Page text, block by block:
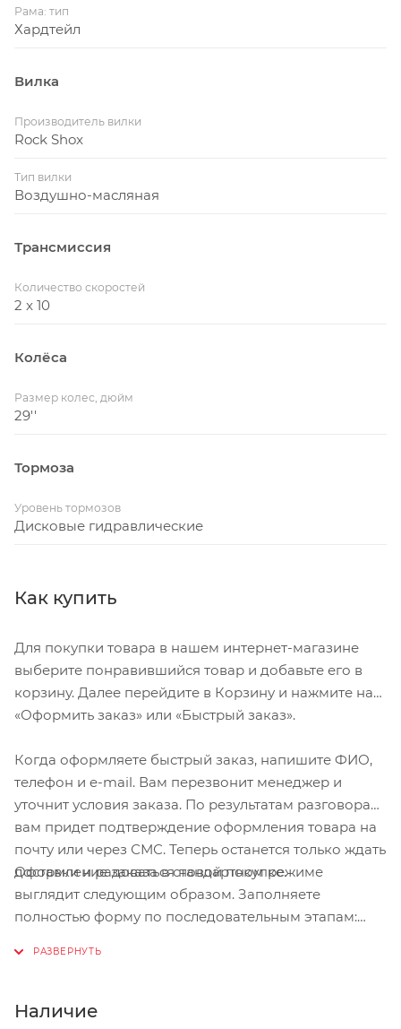
Рама: тип
Хардтейл
Вилка
Производитель вилки
Rock Shox
Тип вилки
Воздушно-масляная
Трансмиссия
Количество скоростей
2 x 10
Колёса
Размер колес, дюйм
29''
Тормоза
Уровень тормозов
Дисковые гидравлические
Как купить
Для покупки товара в нашем интернет-магазине
выберите понравившийся товар и добавьте его в
корзину. Далее перейдите в Корзину и нажмите на
«Оформить заказ» или «Быстрый заказ».
Когда оформляете быстрый заказ, напишите ФИО,
телефон и e-mail. Вам перезвонит менеджер и
уточнит условия заказа. По результатам разговора
вам придет подтверждение оформления товара на
почту или через СМС. Теперь останется только ждать
доставки и радоваться новой покупке.
Оформление заказа в стандартном режиме
выглядит следующим образом. Заполняете
полностью форму по последовательным этапам:
Нажмите кнопку «Оформить заказ».
Наличие